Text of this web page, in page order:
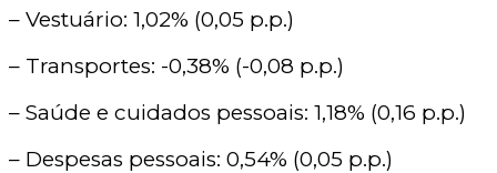
– Vestuário: 1,02% (0,05 p.p.)
– Transportes: -0,38% (-0,08 p.p.)
– Saúde e cuidados pessoais: 1,18% (0,16 p.p.)
– Despesas pessoais: 0,54% (0,05 p.p.)